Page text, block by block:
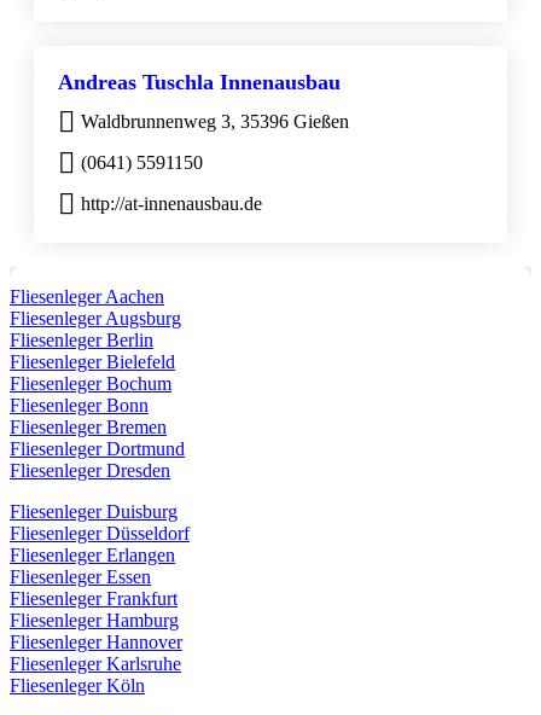
Andreas Tuschla Innenausbau
Waldbrunnenweg 3, 35396 Gießen
(0641) 5591150
http://at-innenausbau.de
Fliesenleger Aachen
Fliesenleger Augsburg
Fliesenleger Berlin
Fliesenleger Bielefeld
Fliesenleger Bochum
Fliesenleger Bonn
Fliesenleger Bremen
Fliesenleger Dortmund
Fliesenleger Dresden
Fliesenleger Duisburg
Fliesenleger Düsseldorf
Fliesenleger Erlangen
Fliesenleger Essen
Fliesenleger Frankfurt
Fliesenleger Hamburg
Fliesenleger Hannover
Fliesenleger Karlsruhe
Fliesenleger Köln